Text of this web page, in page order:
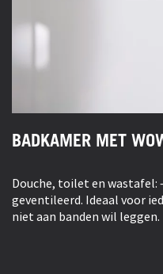
BADKAMER MET
Douche, toilet en wastafel:
geventileerd. Ideaal voor
niet aan banden wil leggen.